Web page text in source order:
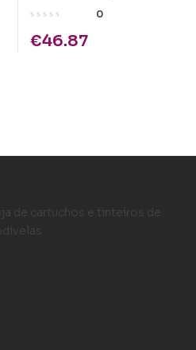
HP953XL Magenta
0
€46.87